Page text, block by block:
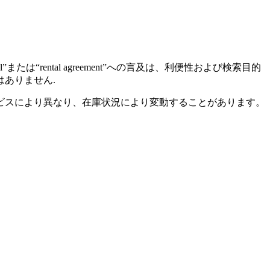
たは“rental agreement”への言及は、利便性および検索目的
ありません.
により異なり、在庫状況により変動することがあります。